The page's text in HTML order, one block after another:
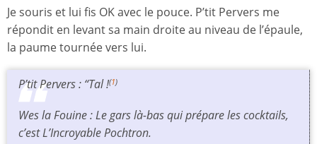
Je souris et lui fis OK avec le pouce. P’tit Pervers me
répondit en levant sa main droite au niveau de l’épaule,
la paume tournée vers lui.
P’tit Pervers : “Tal !(1)
Wes la Fouine : Le gars là-bas qui prépare les cocktails,
c’est L’Incroyable Pochtron.